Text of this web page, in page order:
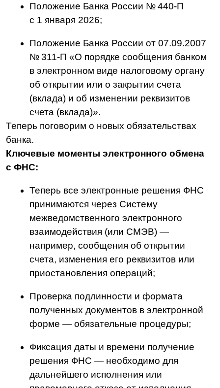
взаимодействия (или СМЭВ) —
например, сообщения об открытии
приостановления операций;
Проверка подлинности и формата
полученных документов в электронной
форме — обязательные процедуры;
Фиксация даты и времени получение
решения ФНС — необходимо для
дальнейшего исполнения или
правомерного отказа от исполнения.
Важно удостовериться, что цифровые
в установленных форматах, которые
утверждены федеральным органом
Проверка Усиленной
квалифицированной электронной
подписи (или УКЭП) в таких документах
также становится обязательной;
нужно уведомить ФНС о его принятии/
непринятии в течение одного рабочего
дня, с указанием дат и времени.
отправлять в ФНС в электронном формате:
Сообщения о неисполнении или
частичном исполнении поручений